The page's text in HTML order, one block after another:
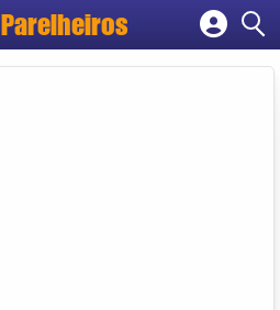
Parelheiros
Cadastrar empresa